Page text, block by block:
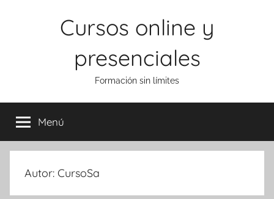
Cursos online y
presenciales
Formación sin límites
Menú
Autor: CursoSa